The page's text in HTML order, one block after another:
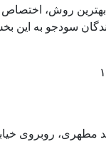
روش، اختصاص
سودجو به این
روبروی خیابان